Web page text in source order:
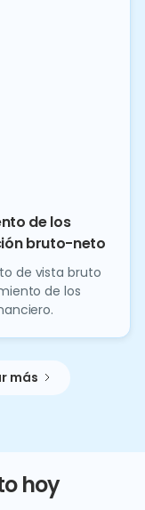
de los
bruto-neto
de vista bruto
de los
más
hoy